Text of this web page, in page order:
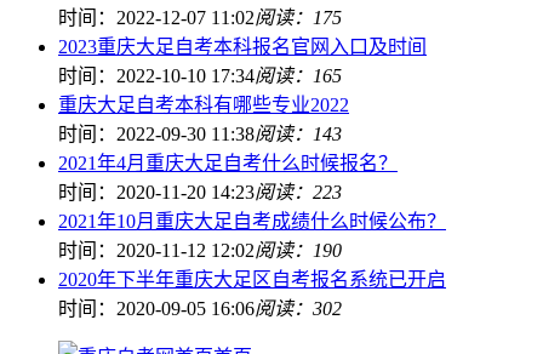
时间：2022-12-07 11:02阅读：175
2023重庆大足自考本科报名官网入口及时间
时间：2022-10-10 17:34阅读：165
重庆大足自考本科有哪些专业2022
时间：2022-09-30 11:38阅读：143
2021年4月重庆大足自考什么时候报名？
时间：2020-11-20 14:23阅读：223
2021年10月重庆大足自考成绩什么时候公布？
时间：2020-11-12 12:02阅读：190
2020年下半年重庆大足区自考报名系统已开启
时间：2020-09-05 16:06阅读：302